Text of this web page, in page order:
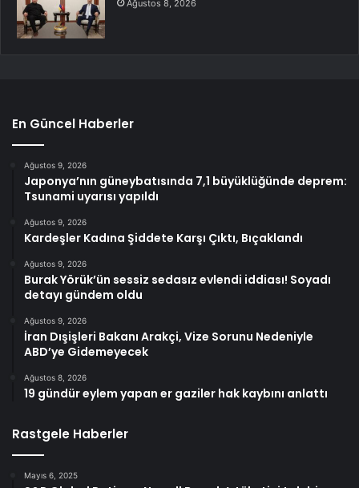
Ağustos 8, 2026
En Güncel Haberler
Ağustos 9, 2026
Japonya’nın güneybatısında 7,1 büyüklüğünde deprem:
Tsunami uyarısı yapıldı
Ağustos 9, 2026
Kardeşler Kadına Şiddete Karşı Çıktı, Bıçaklandı
Ağustos 9, 2026
Burak Yörük’ün sessiz sedasız evlendi iddiası! Soyadı
detayı gündem oldu
Ağustos 9, 2026
İran Dışişleri Bakanı Arakçi, Vize Sorunu Nedeniyle
ABD’ye Gidemeyecek
Ağustos 8, 2026
19 gündür eylem yapan er gaziler hak kaybını anlattı
Rastgele Haberler
Mayıs 6, 2025